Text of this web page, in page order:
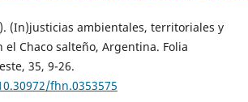
(In)justicias ambientales, territoriales y
el Chaco salteño, Argentina. Folia
35, 9-26.
fhn.0353575